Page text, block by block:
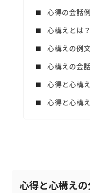
心得の会話例
心構えとは？
心構えの例文
心構えの会
心得と心構
心得と心構
心得と心構え